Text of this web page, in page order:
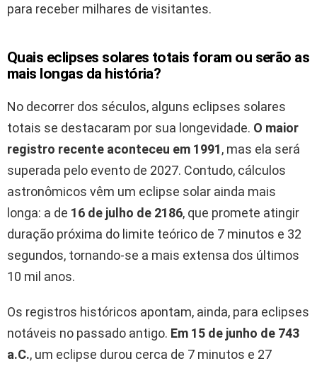
para receber milhares de visitantes.
Quais eclipses solares totais foram ou serão as
mais longas da história?
No decorrer dos séculos, alguns eclipses solares
totais se destacaram por sua longevidade. O maior
registro recente aconteceu em 1991, mas ela será
superada pelo evento de 2027. Contudo, cálculos
astronômicos vêm um eclipse solar ainda mais
longa: a de 16 de julho de 2186, que promete atingir
duração próxima do limite teórico de 7 minutos e 32
segundos, tornando-se a mais extensa dos últimos
10 mil anos.
Os registros históricos apontam, ainda, para eclipses
notáveis no passado antigo. Em 15 de junho de 743
a.C., um eclipse durou cerca de 7 minutos e 27